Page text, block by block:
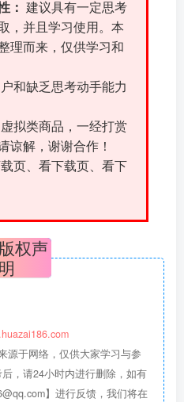
： 建议具有一定思考
，并且学习使用。本
理而来，仅供学习和
和缺乏思考动手能力
虚拟类商品，一经打赏
谅解，谢谢合作！
页、看下载页、看下
权声
明
源于网络，仅供大家学习与参
，请24小时内进行删除，如有
】进行反馈，我们将在